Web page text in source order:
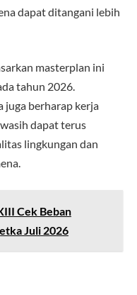
dapat ditangani lebih
masterplan ini
tahun 2026.
juga berharap kerja
dapat terus
lingkungan dan
Cek Beban
Juli 2026